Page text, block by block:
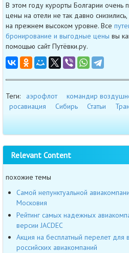
В этом году курорты Болгарии очень
цены на отели не так давно
на прежнем высоком уровне. Все
бронирование и выгодные цены вы
помощью сайт Путёвки.ру.
Теги: аэрофлот командир
росавиация
Сибирь Статьи
Relevant Content
похожие темы
Самой непунктуальной
Московия
Рейтинг самых надежных
версии JACDEC
Акция на бесплатный перелет для
российских авиакомпаний